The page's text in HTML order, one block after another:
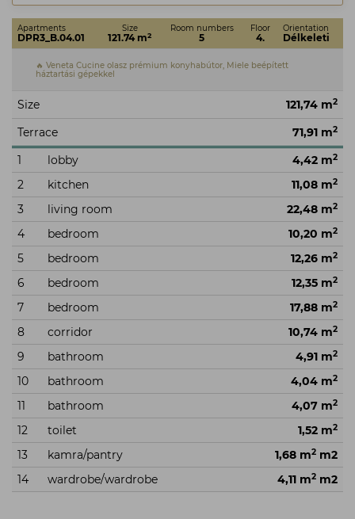
Apartments
DPR3_B.04.01
Size
121.74 m2
Room numbers
5
Floor
4.
Orientation
Délkeleti
🔥 Veneta Cucine olasz prémium konyhabútor, Miele beépített
háztartási gépekkel
Size 121,74 m2
Terrace 71,91 m2
1 lobby 4,42 m2
2 kitchen 11,08 m2
3 living room 22,48 m2
4 bedroom 10,20 m2
5 bedroom 12,26 m2
6 bedroom 12,35 m2
7 bedroom 17,88 m2
8 corridor 10,74 m2
9 bathroom 4,91 m2
10 bathroom 4,04 m2
11 bathroom 4,07 m2
12 toilet 1,52 m2
13 kamra/pantry 1,68 m2 m2
14
wardrobe/wardrobe 4,11 m2 m2